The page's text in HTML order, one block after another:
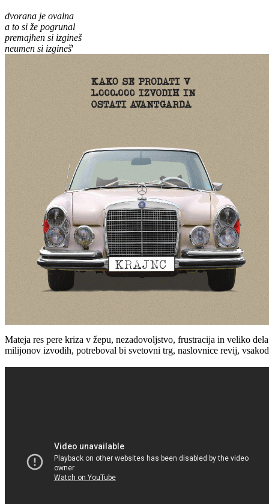
dvorana je ovalna
a to si že pogrunal
premajhen si izgineš
neumen si izgineš'
Mateja res pere kriza v žepu, nezadovoljstvo, frustracija in veliko
milijonov izvodih, potreboval bi svetovni trg, naslovnice revij,